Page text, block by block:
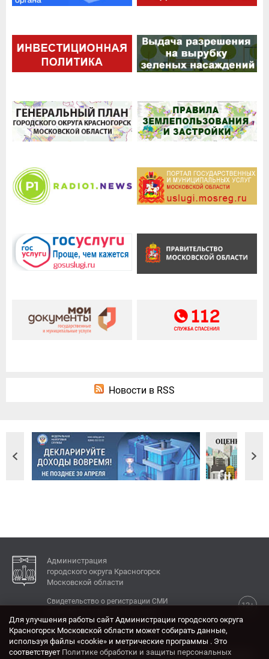
Новости в RSS
Администрация
городского округа Красногорск
Московской области
12+
Свидетельство о регистрации СМИ
КОНТАКТЫ
Адрес: 143404, Московская область, г. Красногорск,
Для улучшения работы сайт Администрации городского округа
Красногорск Московской области может собирать данные,
используя файлы «cookie» и метрические программы . Это
соответствует Политике обработки и защиты персональных